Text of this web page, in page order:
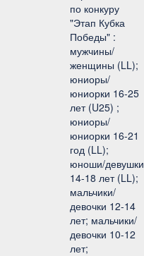
по конкуру
"Этап Кубка
Победы" :
мужчины/
женщины (LL);
юниоры/
юниорки 16-25
лет (U25) ;
юниоры/
юниорки 16-21
год (LL);
юноши/девушки
14-18 лет (LL);
мальчики/
девочки 12-14
лет; мальчики/
девочки 10-12
лет;